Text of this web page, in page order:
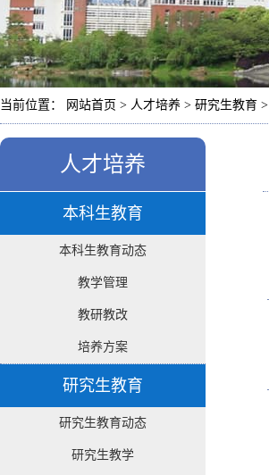
当前位置： 网站首页 > 人才培养 > 研究生教育 >
人才培养
本科生教育
本科生教育动态
教学管理
教研教改
培养方案
研究生教育
研究生教育动态
研究生教学